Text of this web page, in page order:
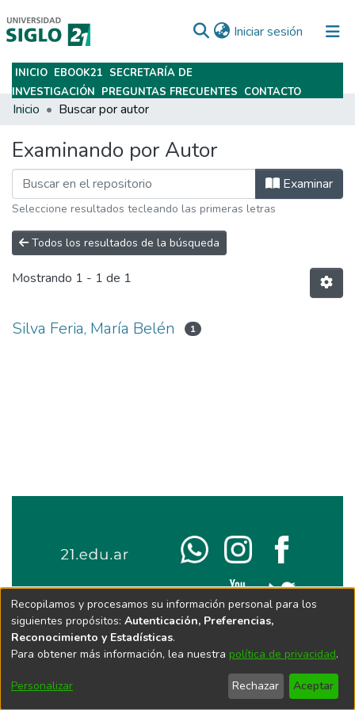
Iniciar sesión (current)
Subir
INICIO EBOOK21 SECRETARÍA DE
INVESTIGACIÓN PREGUNTAS FRECUENTES CONTACTO
Inicio Buscar por autor
Examinando por Autor
Examinar
Seleccione resultados tecleando las primeras letras
Todos los resultados de la búsqueda
Mostrando 1 - 1 de 1
Silva Feria, María Belén 1
Recopilamos y procesamos su información personal para los
siguientes propósitos: Autenticación, Preferencias,
Reconocimiento y Estadísticas.
Para obtener más información, lea nuestra política de privacidad.
Personalizar Rechazar Aceptar